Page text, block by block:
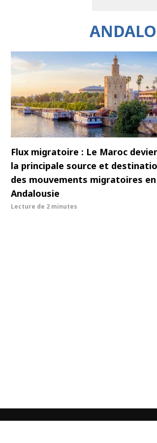
Flux migratoire : Le Maroc
la principale source et
des mouvements migratoires en
Andalousie
Lecture de 2 minutes